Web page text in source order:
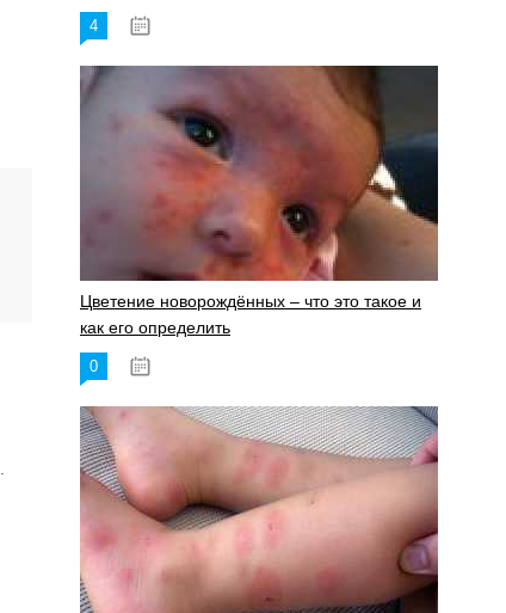
4
Цветение новорождённых – что это такое и
как его определить
0